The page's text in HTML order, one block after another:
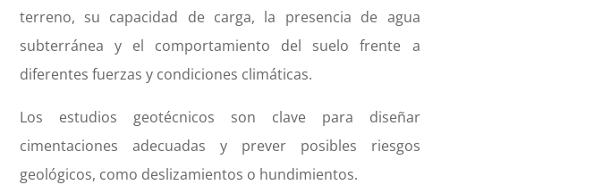
terreno, su capacidad de carga, la presencia de agua
subterránea y el comportamiento del suelo frente a
diferentes fuerzas y condiciones climáticas.
Los estudios geotécnicos son clave para diseñar
cimentaciones adecuadas y prever posibles riesgos
geológicos, como deslizamientos o hundimientos.